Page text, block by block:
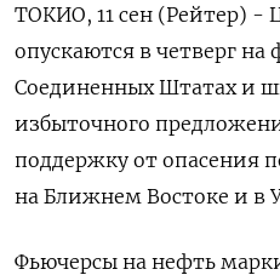
ТОКИО, 11 сен (Рейтер) -
опускаются в четверг на
Соединенных Штатах и
избыточного
поддержку от опасения
на Ближнем Востоке и в
Фьючерсы на нефть